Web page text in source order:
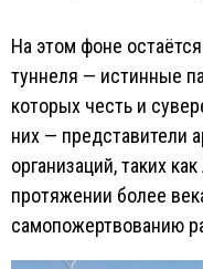
На этом фоне
туннеля — истинные
которых честь и
них — представители
организаций, таких
протяжении более
самопожертвованию